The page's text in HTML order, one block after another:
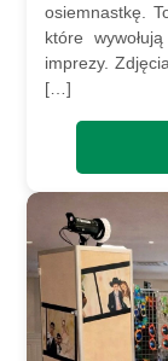
osiemnastkę.
które
imprezy.
[…]